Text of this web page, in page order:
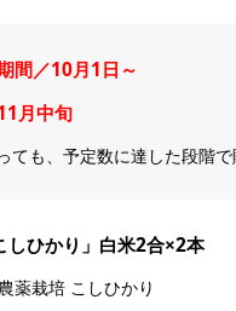
間／10月1日～
月中旬
ても、予定数に達した段階
しひかり」白米2合×2本
薬栽培 こしひかり